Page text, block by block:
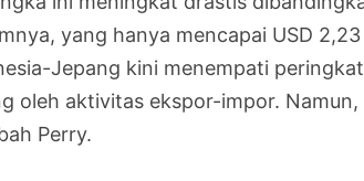
yang hanya mencapai USD 2,23
Jepang kini menempati peringkat
oleh aktivitas ekspor-impor. Namun,
Perry.